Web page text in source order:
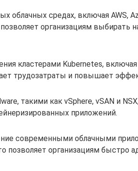
облачных средах, включая AWS,
организациям выбирать
кластерами Kubernetes,
трудозатраты и повышает
такими как vSphere, vSAN и
приложений.
современными облачными
позволяет организациям быстро